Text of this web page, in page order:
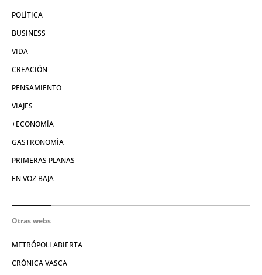
POLÍTICA
BUSINESS
VIDA
CREACIÓN
PENSAMIENTO
VIAJES
+ECONOMÍA
GASTRONOMÍA
PRIMERAS PLANAS
EN VOZ BAJA
Otras webs
METRÓPOLI ABIERTA
CRÓNICA VASCA